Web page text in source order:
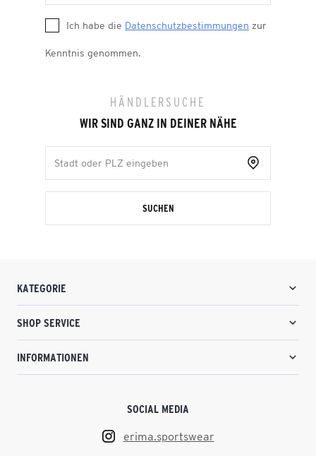
Ich habe die Datenschutzbestimmungen zur
Kenntnis genommen.
HÄNDLERSUCHE
WIR SIND GANZ IN DEINER NÄHE
SUCHEN
KATEGORIE
SHOP SERVICE
INFORMATIONEN
SOCIAL MEDIA
erima.sportswear